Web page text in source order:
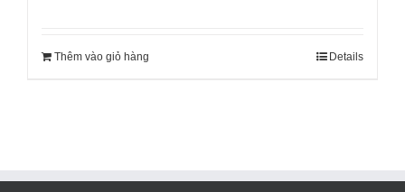
Thêm vào giỏ hàng Details